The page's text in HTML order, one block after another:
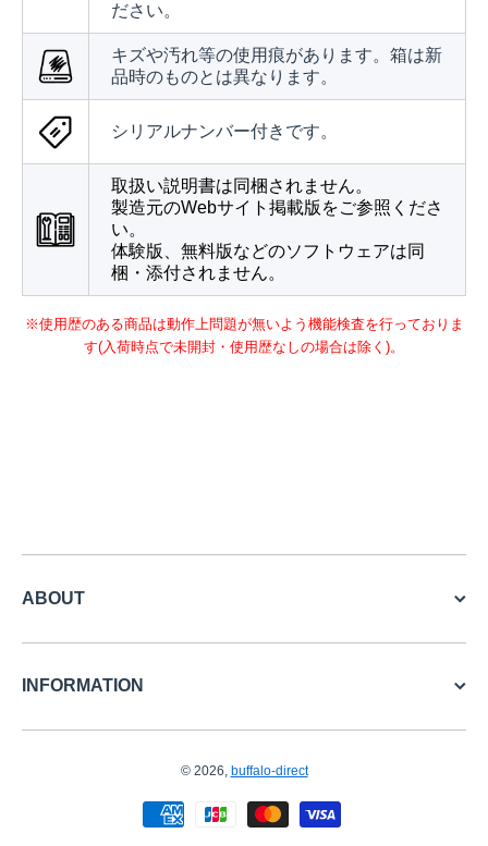
ださい。
キズや汚れ等の使用痕があります。箱は新
品時のものとは異なります。
シリアルナンバー付きです。
取扱い説明書は同梱されません。
製造元のWebサイト掲載版をご参照くださ
い。
体験版、無料版などのソフトウェアは同
梱・添付されません。
※使用歴のある商品は動作上問題が無いよう機能検査を行っておりま
す(入荷時点で未開封・使用歴なしの場合は除く)。
ABOUT
INFORMATION
© 2026, buffalo-direct
お支払い方法